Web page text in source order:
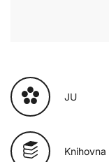
JU
Knihovna